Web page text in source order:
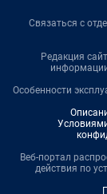
Связаться с
Редакция
Особенности
Веб-портал
действия по